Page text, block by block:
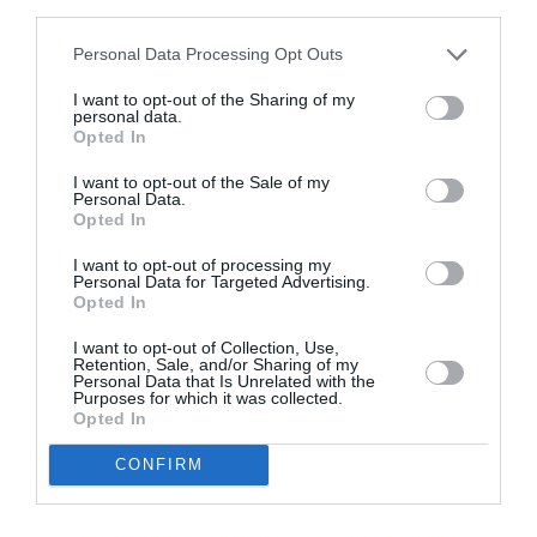
Personal Data Processing Opt Outs
I want to opt-out of the Sharing of my
personal data.
Opted In
I want to opt-out of the Sale of my
Personal Data.
Opted In
I want to opt-out of processing my
Personal Data for Targeted Advertising.
Opted In
I want to opt-out of Collection, Use,
Retention, Sale, and/or Sharing of my
Personal Data that Is Unrelated with the
Purposes for which it was collected.
Opted In
CONFIRM
Δήμος Μεσσήνης: Πρωτοβουλίες
αξιοποίησης του αεροδρομίου της
Τριόδου
24/04/2026 17:00
Συνάντηση για την αξιοποίηση του αεροδρομίου